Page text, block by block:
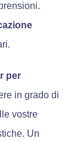
per
in grado di
vostre
Un